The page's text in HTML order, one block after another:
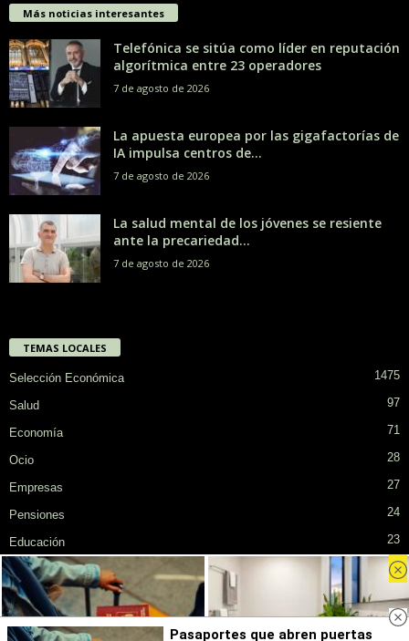
Más noticias interesantes
Telefónica se sitúa como líder en reputación
algorítmica entre 23 operadores
7 de agosto de 2026
La apuesta europea por las gigafactorías de
IA impulsa centros de...
7 de agosto de 2026
La salud mental de los jóvenes se resiente
ante la precariedad...
7 de agosto de 2026
TEMAS LOCALES
Selección Económica 1475
Salud 97
Economía 71
Ocio 28
Empresas 27
Pensiones 24
Educación 23
Privacidad Cookies Publicidad en SiendoMayor Sobre Nosotros
Pasaportes que abren puertas